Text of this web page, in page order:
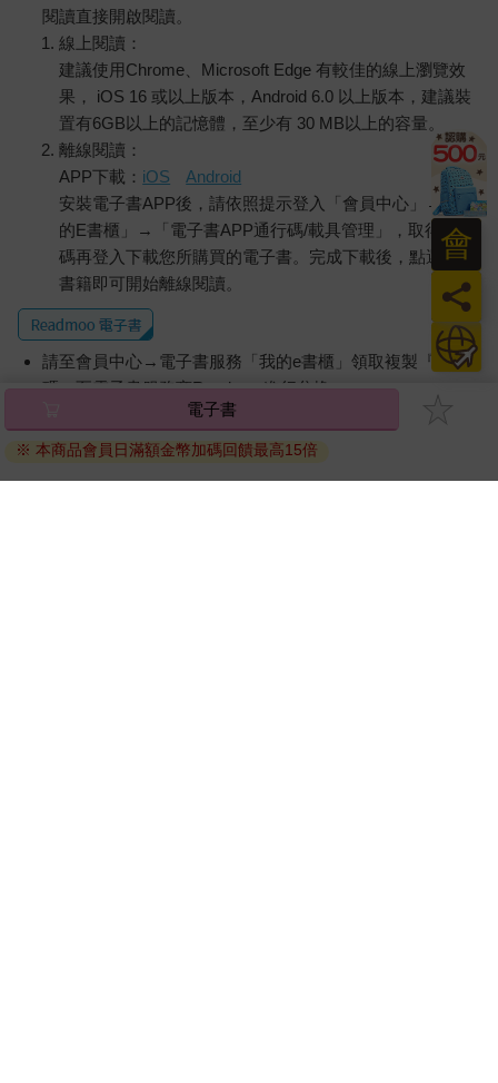
閱讀直接開啟閱讀。
線上閱讀：
建議使用Chrome、Microsoft Edge 有較佳的線上瀏覽效
果， iOS 16 或以上版本，Android 6.0 以上版本，建議裝
置有6GB以上的記憶體，至少有 30 MB以上的容量。
離線閱讀：
APP下載： iOS
Android
安裝電子書APP後，請依照提示登入「會員中心」→「我
的E書櫃」→「電子書APP通行碼/載具管理」，取得通行
碼再登入下載您所購買的電子書。完成下載後，點選任一
書籍即可開始離線閱讀。
請至會員中心→電子書服務「我的e書櫃」領取複製『兌換
碼』至電子書服務商Readmoo進行兌換。
因版權保護，您在金石堂所購買的電子書僅能以金石堂專屬
的閱讀軟體開啟閱讀，無法以其他閱讀器或直接下載檔案。
日
員
會